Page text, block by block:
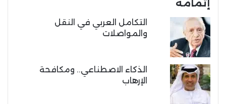
إتمامه
التكامل العربي في النقل
والمواصلات
الذكاء الاصطناعي.. ومكافحة
الإرهاب